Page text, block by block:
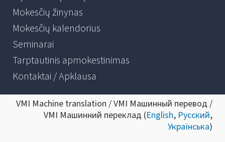
Mokesčių žinynas
Mokesčių kalendorius
Seminarai
Tarptautinis apmokestinimas
Kontaktai / Apklausa
VMI Machine translation / VMI Машинный перевод /
VMI Машинний переклад (English, Русский,
Українська)